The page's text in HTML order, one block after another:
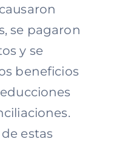
se pagaron
y se
beneficios
estas